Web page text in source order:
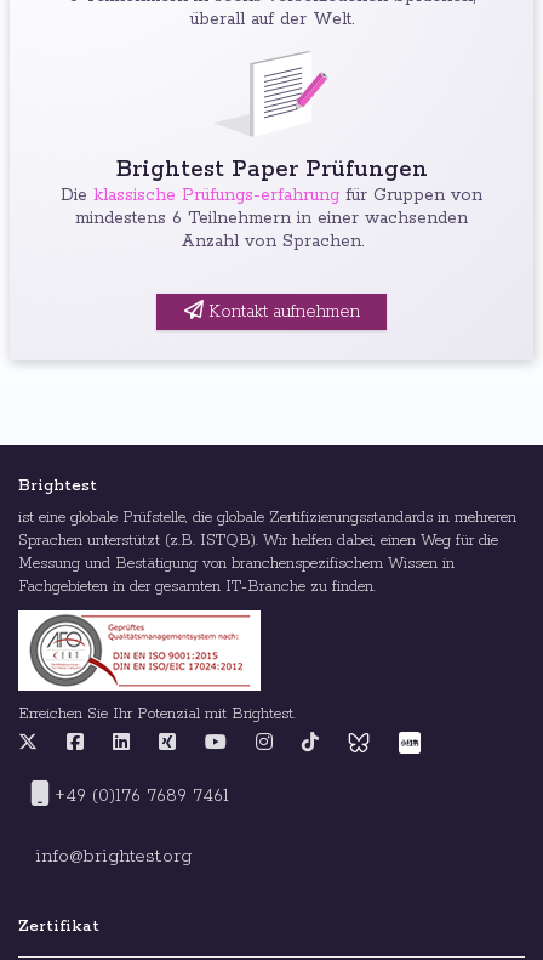
überall auf der Welt.
Brightest Paper Prüfungen
Die klassische Prüfungs-erfahrung für Gruppen von
mindestens 6 Teilnehmern in einer wachsenden
Anzahl von Sprachen.
Kontakt aufnehmen
Brightest
ist eine globale Prüfstelle, die globale Zertifizierungsstandards in mehreren
Sprachen unterstützt (z.B. ISTQB). Wir helfen dabei, einen Weg für die
Messung und Bestätigung von branchenspezifischem Wissen in
Fachgebieten in der gesamten IT-Branche zu finden.
Erreichen Sie Ihr Potenzial mit Brightest.
+49 (0)176 7689 7461
info@brightest.org
Zertifikat